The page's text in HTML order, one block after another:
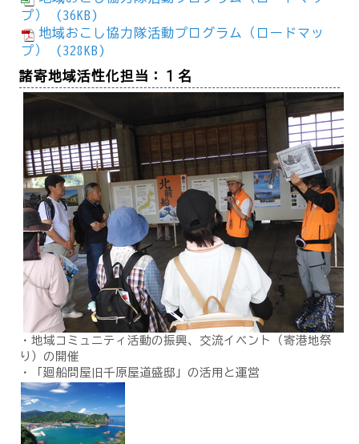
プ） (36KB)
地域おこし協力隊活動プログラム（ロードマッ
プ） (328KB)
諸寄地域活性化担当：１名
・地域コミュニティ活動の振興、交流イベント（寄港地祭
り）の開催
・「廻船問屋旧千原屋道盛邸」の活用と運営